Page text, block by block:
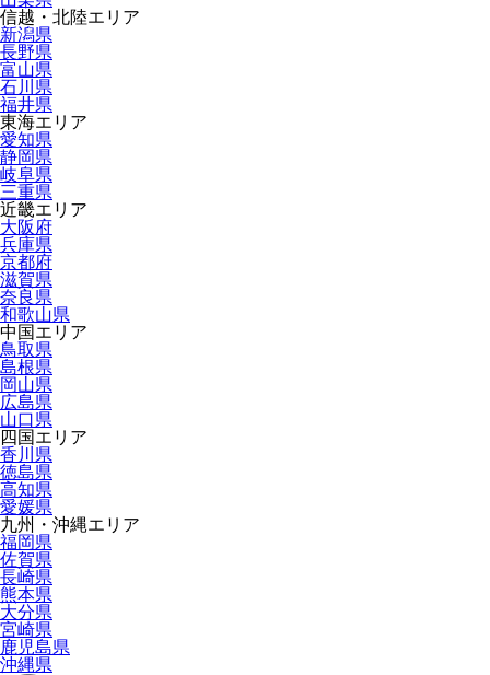
信越・北陸エリア
新潟県
長野県
富山県
石川県
福井県
東海エリア
愛知県
静岡県
岐阜県
三重県
近畿エリア
大阪府
兵庫県
京都府
滋賀県
奈良県
和歌山県
中国エリア
鳥取県
島根県
岡山県
広島県
山口県
四国エリア
香川県
徳島県
高知県
愛媛県
九州・沖縄エリア
福岡県
佐賀県
長崎県
熊本県
大分県
宮崎県
鹿児島県
沖縄県